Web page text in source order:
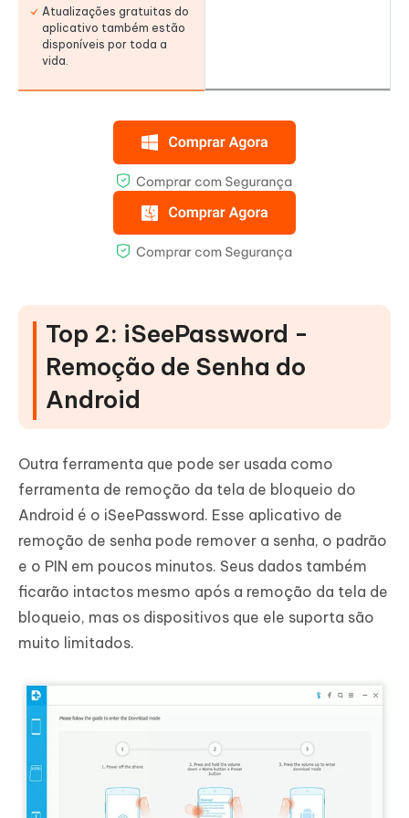
Atualizações gratuitas do
aplicativo também estão
disponíveis por toda a
vida.
Top 2: iSeePassword -
Remoção de Senha do
Android
Outra ferramenta que pode ser usada como
ferramenta de remoção da tela de bloqueio do
Android é o iSeePassword. Esse aplicativo de
remoção de senha pode remover a senha, o padrão
e o PIN em poucos minutos. Seus dados também
ficarão intactos mesmo após a remoção da tela de
bloqueio, mas os dispositivos que ele suporta são
muito limitados.